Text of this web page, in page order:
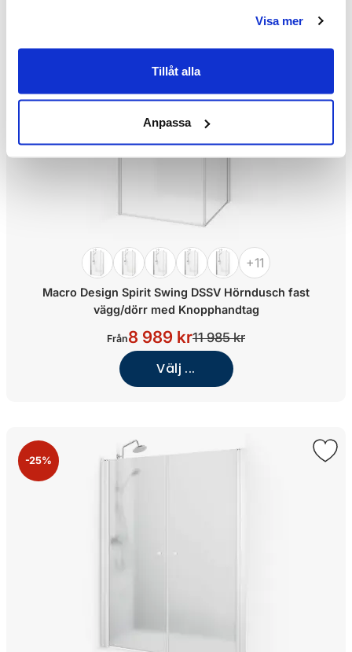
Visa mer
Tillåt alla
Anpassa
Macro Design Spirit Swing DSSV Hörndusch fast
vägg/dörr med Knopphandtag
+11
Från8 989 kr11 985 kr
Välj ...
-25%